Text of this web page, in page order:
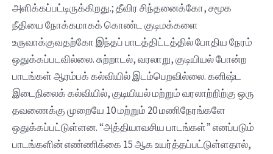
அளிக்கப்பட்டிருக்கிறது.; தீவிர சிந்தனைக்கோ, சமூக
நீதியை நோக்கமாகக் கொண்ட குடிமக்களை
உருவாக்குவதற்கோ இந்தப் பாடத்திட்டத்தில் போதிய நேரம்
ஒதுக்கப்படவில்லை. சுற்றாடல், வரலாறு, குடியியல் போன்ற
பாடங்கள் ஆரம்பக் கல்வியில் இடம்பெறவில்லை. கனிஷ்ட
இடைநிலைக் கல்வியில், குடியியல் மற்றும் வரலாற்றிற்கு ஒரு
தவணைக்கு முறையே 10 மற்றும் 20 மணிநேரங்களே
ஒதுக்கப்பட்டுள்ளன. “அத்தியாவசிய பாடங்கள்” எனப்படும்
பாடங்களின் எண்ணிக்கை 15 ஆக உயர்த்தப்பட்டுள்ளதால்,